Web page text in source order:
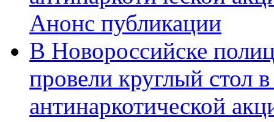
Анонс публикации
В Новороссийске
провели круглый стол
антинаркотической